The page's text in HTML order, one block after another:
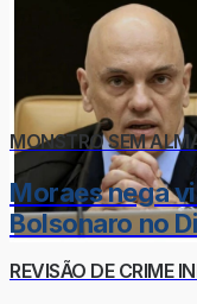
MONSTRO SEM
Moraes nega
Bolsonaro no
REVISÃO DE CRIME